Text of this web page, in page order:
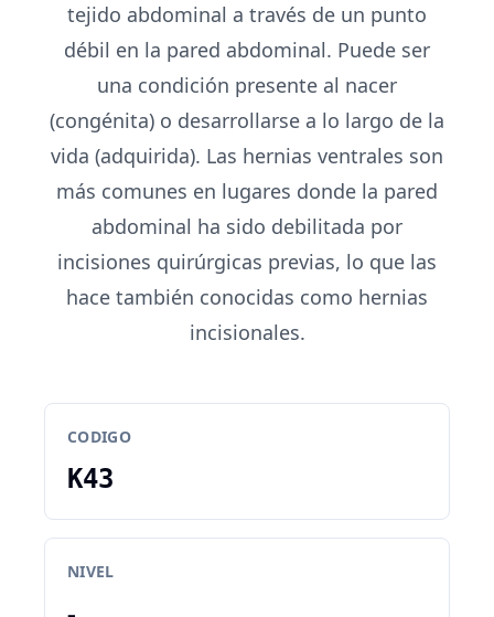
tejido abdominal a través de un punto
débil en la pared abdominal. Puede ser
una condición presente al nacer
(congénita) o desarrollarse a lo largo de la
vida (adquirida). Las hernias ventrales son
más comunes en lugares donde la pared
abdominal ha sido debilitada por
incisiones quirúrgicas previas, lo que las
hace también conocidas como hernias
incisionales.
CODIGO
K43
NIVEL